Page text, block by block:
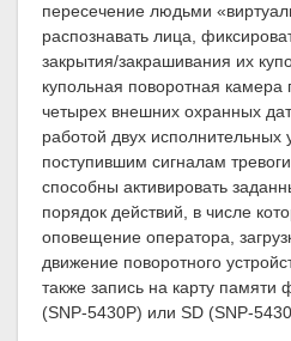
пересечение людьми
распознавать лица,
закрытия/закрашивания их
купольная поворотная камера
четырех внешних охранных
работой двух исполнительных
поступившим сигналам
способны активировать
порядок действий, в числе
оповещение оператора,
движение поворотного
также запись на карту памяти
(SNР-5430P) или SD (SNР-